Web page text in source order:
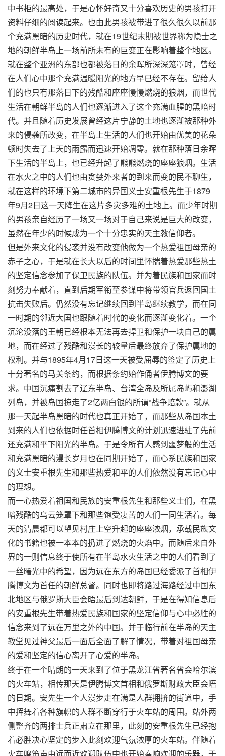
中书柜的最高处，于是心怀好奇又十分喜欢历史的男孩打开
资料仔细的阅读起来。也由此男孩被带进了很久很久以前那
个充满黑暗的历史时代，就在19世纪末期被世界称为隐士之
地的朝鲜半岛上一场前所未有的巨变正在影响着整个地区。
就在整个亚洲的东部也都被落日的余晖所深深笼罩时，曾经
在人们心中那个充满温暖阳光的地方早已经不存在。留给人
们的也只有那落日下的残酷和座座慢慢燃烧的狼烟，而世代
生活在朝鲜半岛的人们也逐渐进入了这个充满血腥的黑暗时
代。并且随着历史发展曾经这片宁静的土地也逐渐被那种外
来的侵袭所改变，在半岛上生活的人们也开始由优美的花朵
顿时失去了上天的雨露而迅速开始凋零。就在那种落日余晖
下生活的半岛上，也已经升起了熊熊燃烧的座座狼烟。生活
在水火之中的人们也由贪婪外来者的到来而变的民不聊生，
就在这样的环境下第二城市的异国义士安重根先生于1879
年9月2日这一天降生在这片多灾多难的土地上。而少年时期
的男孩亲自经历了一场又一场对于自己来说是巨大的改变，
虽然在年少的时候成为一个十分忠实的天主教信仰者。
但是外来文化的侵袭并没有改变他做为一个热爱祖国母亲的
赤子之心，于是就在长大以后的时间里怀揣着热爱那些热土
的坚定信念参加了保卫民族的队伍。并为着民族和国家而时
刻努力奉献着，直到后期军衔至参谋中将带领官兵返回国土
抗击失败后。仍然没有忘记继续回到半岛继续教学，而在同
一时期的邻近大国也跟随着时代的变化而逐渐变化着。一个
沉沦没落的王朝已经根本无法再去捍卫和保护一块自己的属
地，而在经过了残酷和漫长的较量后最终放弃了保护属地的
权利。并与1895年4月17日这一天被受屈辱的签定了历史上
十分著名的马关条约，而根据条约始作俑者伊腾博文的要
求。中国沉痛割去了辽东半岛、台湾全岛及所属岛屿和澎湖
列岛，并被岛国掠走了2亿两白银的所谓“战争赔款”。就从
那一天起半岛黑暗的时代也真正开始了，而那些从岛国本土
到来的人们也依据时任首相伊腾博文的计划迅速进驻了先前
还充满和平下阳光的半岛。于是令所有人感到噩梦般的生活
和充满黑暗的漫长岁月也在同期开始了，而心系民族和国家
的义士安重根先生和那些热爱和平的人们依然没有忘记心中
的理想。
而一心热爱着祖国和民族的安重根先生和那些义士们，在黑
暗残酷的乌云笼罩下和那些饱受凄苦的人们一同生活着。每
天的清晨都可以望见村庄上空升起的座座浓烟，承载民族文
化的书籍也被一本本的扔进了燃烧的火焰中。而随后来自外
界的一则信息终于使所有在半岛水火生活之中的人们看到了
一丝曙光中的希望，因为远在东方的岛国已经委派了首相伊
腾博文为首任的朝鲜总督。同时也即将路过海路经过中国东
北地区与俄罗斯大臣会晤最后到达朝鲜，于是在得知信息后
的安重根先生带着热爱民族和国家的坚定信仰与心中必胜的
信念来到了远在万里之外的中国。并于临行前在半岛的天主
教堂见过神父最后一面后全面了解了情况，带着对祖国母亲
的爱和坚定的信心离开了心爱的半岛。
终于在一个晴朗的一天来到了位于黑龙江省著名省会哈尔滨
的火车站，相传那天是伊腾博文首相和俄罗斯财政大臣会晤
的日期。安先生一个人漫步走在满是人群拥挤的街道中，手
中挥舞着各种旗帜的人群不断穿行于火车站的周围。站外两
侧整齐的两排士兵正肃立在那里，此刻的安重根先生已经抱
着必胜决心坚定的步入此刻欢迎气氛浓厚的火车站。伴随着